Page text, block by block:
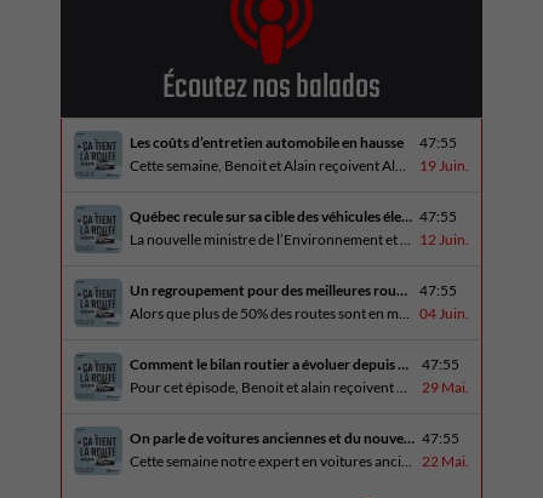
Écoutez nos balados
Les coûts d’entretien automobile en hausse
47:55
19 Juin.
Québec recule sur sa cible des véhicules électriques 47:55
12 Juin.
Un regroupement pour des meilleures routes au Québec
47:55
04 Juin.
Comment le bilan routier a évoluer depuis 1973
47:55
29 Mai.
On parle de voitures anciennes et du nouveau Kia Seltos 2027 47:55
22 Mai.